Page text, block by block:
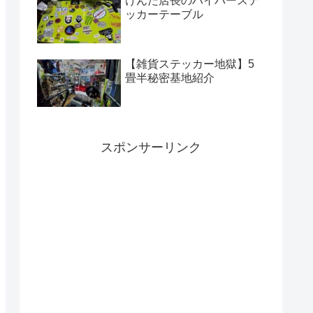
ッカーテーブル
【雑貨ステッカー地獄】5
畳半秘密基地紹介
スポンサーリンク